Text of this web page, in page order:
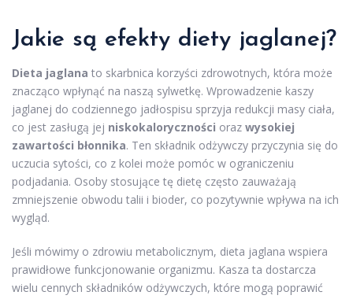
Jakie są efekty diety jaglanej?
Dieta jaglana to skarbnica korzyści zdrowotnych, która może
znacząco wpłynąć na naszą sylwetkę. Wprowadzenie kaszy
jaglanej do codziennego jadłospisu sprzyja redukcji masy ciała,
co jest zasługą jej niskokaloryczności oraz wysokiej
zawartości błonnika. Ten składnik odżywczy przyczynia się do
uczucia sytości, co z kolei może pomóc w ograniczeniu
podjadania. Osoby stosujące tę dietę często zauważają
zmniejszenie obwodu talii i bioder, co pozytywnie wpływa na ich
wygląd.
Jeśli mówimy o zdrowiu metabolicznym, dieta jaglana wspiera
prawidłowe funkcjonowanie organizmu. Kasza ta dostarcza
wielu cennych składników odżywczych, które mogą poprawić